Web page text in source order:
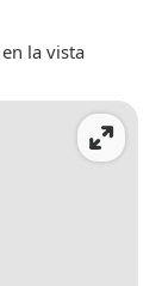
la vista